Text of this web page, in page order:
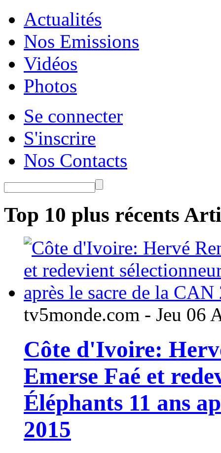
Actualités
Nos Emissions
Vidéos
Photos
Se connecter
S'inscrire
Nos Contacts
Top 10 plus récents
tv5monde.com - Jeu 06
Côte d'Ivoire:
Emerse Faé et
Éléphants 11 ans
2015